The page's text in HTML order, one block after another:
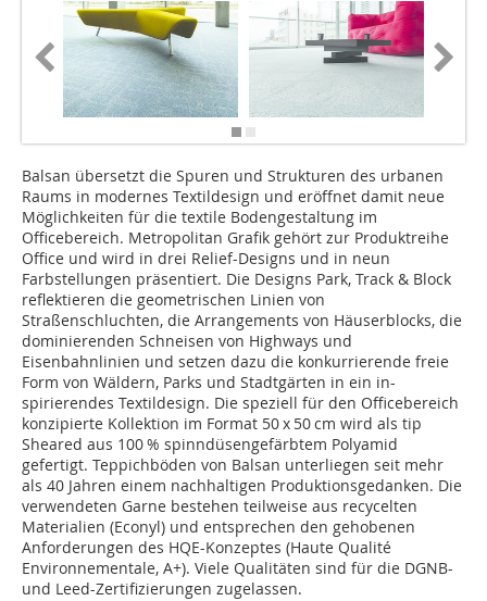
Balsan übersetzt die Spuren und Strukturen des urbanen
Raums in modernes Textildesign und eröffnet damit neue
Möglichkeiten für die textile Bodengestaltung im
Officebereich. Metropolitan Grafik gehört zur Produktreihe
Office und wird in drei Relief-Designs und in neun
Farbstellungen präsentiert. Die Designs Park, Track & Block
reflektieren die geometrischen Linien von
Straßenschluchten, die Arrangements von Häuserblocks, die
dominierenden Schneisen von Highways und
Eisenbahnlinien und setzen dazu die konkurrierende freie
Form von Wäldern, Parks und Stadtgärten in ein in-
spirierendes Textildesign. Die speziell für den Officebereich
konzipierte Kollektion im Format 50 x 50 cm wird als tip
Sheared aus 100 % spinndüsengefärbtem Polyamid
gefertigt. Teppichböden von Balsan unterliegen seit mehr
als 40 Jahren einem nachhaltigen Produktionsgedanken. Die
verwendeten Garne bestehen teilweise aus recycelten
Materialien (Econyl) und entsprechen den gehobenen
Anforderungen des HQE-Konzeptes (Haute Qualité
Environnementale, A+). Viele Qualitäten sind für die DGNB-
und Leed-Zertifizierungen zugelassen.